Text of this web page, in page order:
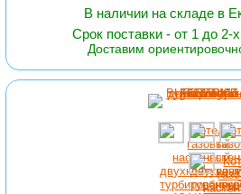
В наличии на складе в
Срок поставки - от 1 до 2-
Доставим